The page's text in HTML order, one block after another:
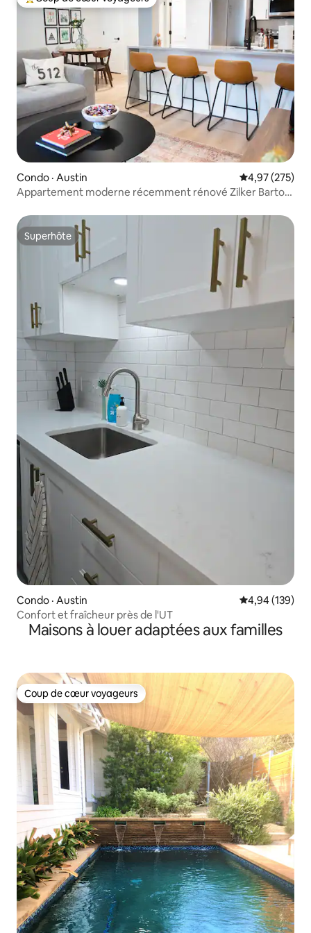
Coup de cœur voyageurs parmi les plus aimés
Condo · Austin Note
4,97 (275)
Appartement moderne récemment rénové Zilker Barton
Superhôte
Superhôte
Condo · Austin Note
4,94 (139)
Confort et fraîcheur près de l'UT
Maisons à louer adaptées aux familles
Coup de cœur voyageurs
Coup de cœur voyageurs